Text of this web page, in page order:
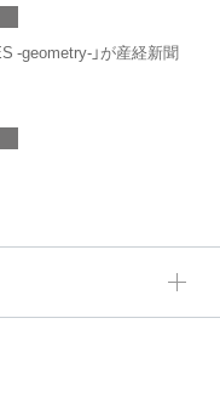
-geometry-」が産経新聞